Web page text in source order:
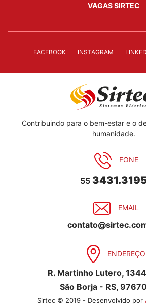
VAGAS SIRTEC
FACEBOOK INSTAGRAM
Contribuindo para o bem-estar e o
humanidade.
FONE
55
EMAIL
ENDEREÇO
R. Martinho Lutero,
São Borja - RS,
Sirtec © 2019 - Desenvolvido por